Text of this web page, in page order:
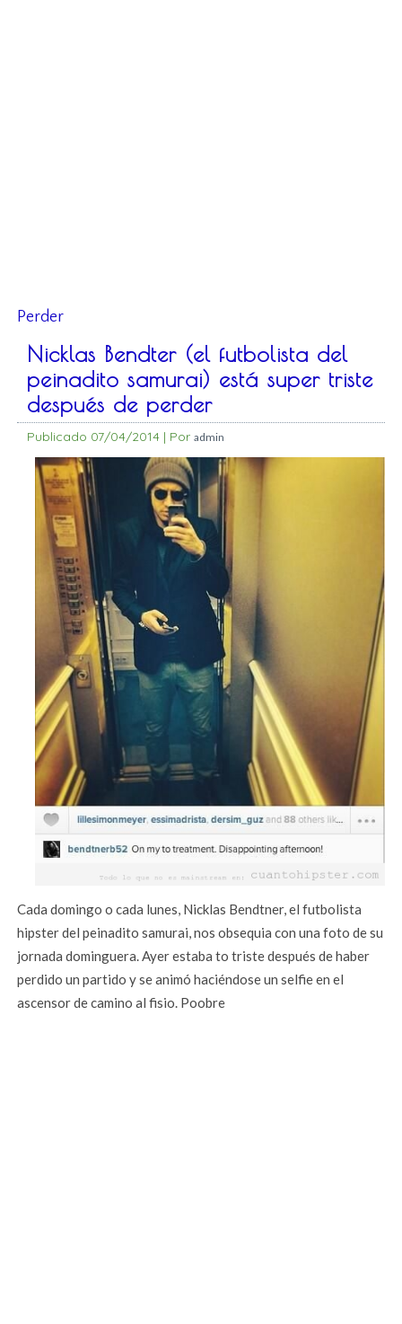
Perder
Nicklas Bendter (el futbolista del
peinadito samurai) está super triste
después de perder
Publicado 07/04/2014 | Por admin
Cada domingo o cada lunes, Nicklas Bendtner, el futbolista
hipster del peinadito samurai, nos obsequia con una foto de su
jornada dominguera. Ayer estaba to triste después de haber
perdido un partido y se animó haciéndose un selfie en el
ascensor de camino al fisio. Poobre